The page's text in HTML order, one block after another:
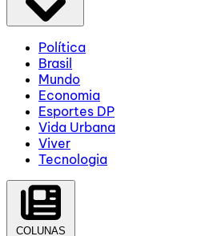
Política
Brasil
Mundo
Economia
Esportes DP
Vida Urbana
Viver
Tecnologia
COLUNAS